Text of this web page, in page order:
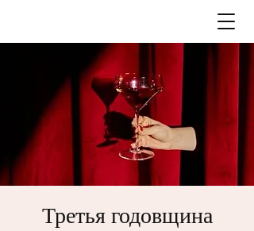
Третья годовщина